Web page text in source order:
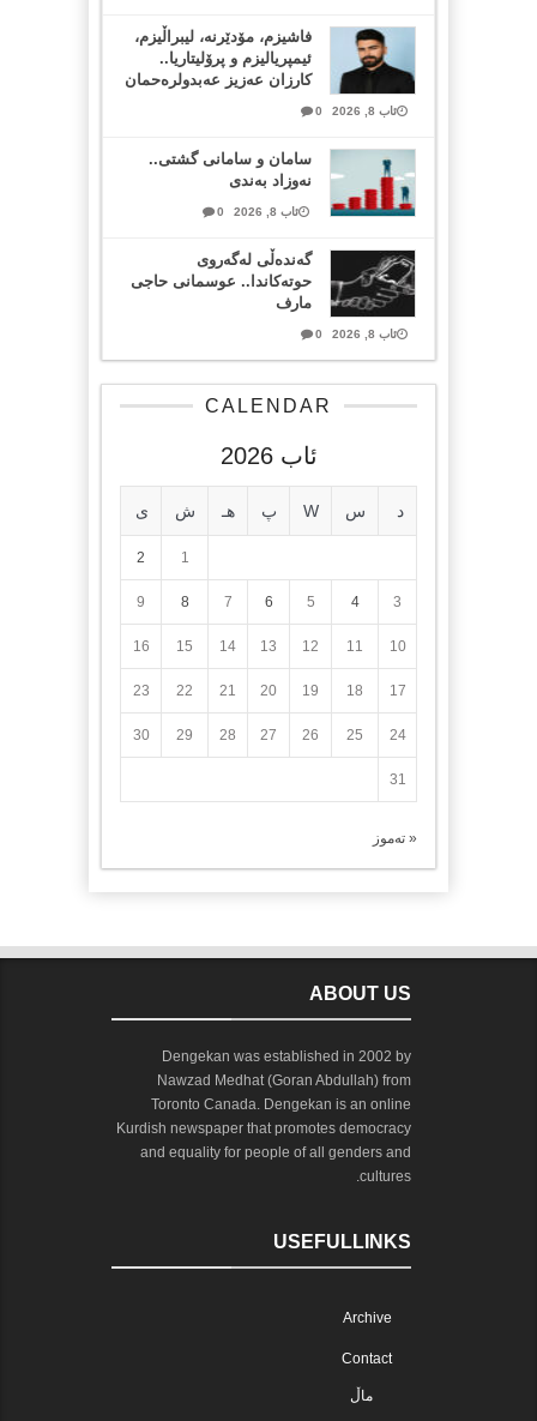
فاشیزم، مۆدێرنە، لیبراڵیزم،
ئیمپریالیزم و پرۆلیتاریا..
کارزان عەزیز عەبدولرەحمان
ئاب 8, 2026 0
سامان و سامانی گشتی..
نەوزاد بەندی
ئاب 8, 2026 0
گەندەڵی لەگەروی
حوتەکاندا.. عوسمانی حاجی
مارف
ئاب 8, 2026 0
CALENDAR
ئاب 2026
د س W پ هـ ش ی
1
2
3
4
5
6
7
8
9
10
11
12
13
14
15
16
17
18
19
20
21
22
23
24
25
26
27
28
29
30
31
« تەموز
ABOUT US
Dengekan was established in 2002 by
Nawzad Medhat (Goran Abdullah) from
Toronto Canada. Dengekan is an online
Kurdish newspaper that promotes democracy
and equality for people of all genders and
cultures.
USEFULLINKS
Archive
Contact
ماڵ